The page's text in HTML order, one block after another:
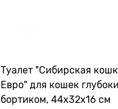
Туалет "Сибирская
Евро" для кошек
бортиком, 44x32x16 см